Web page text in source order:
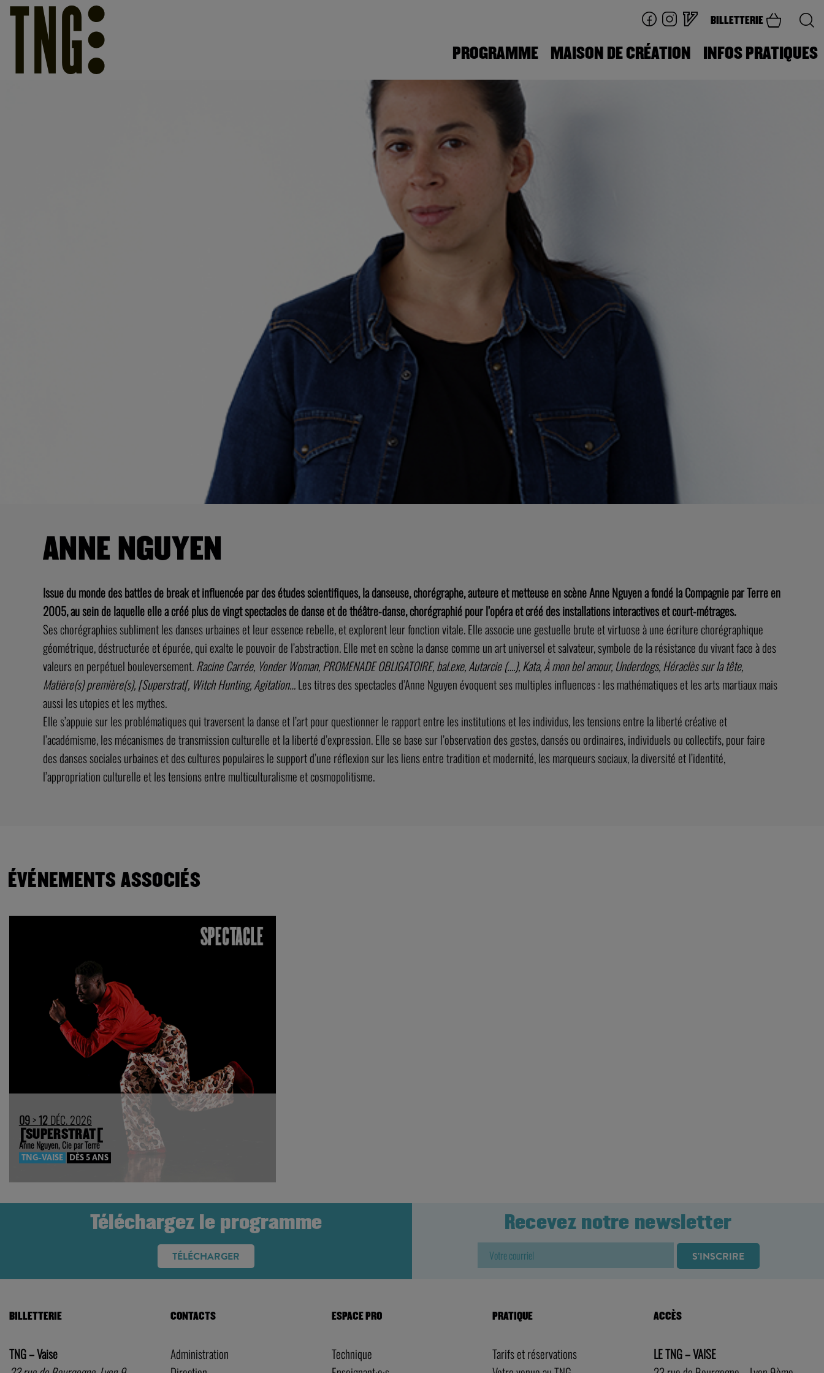
BILLETTERIE
PROGRAMME MAISON DE CRÉATION INFOS PRATIQUES
ANNE NGUYEN
Issue du monde des battles de break et influencée par des études scientifiques, la danseuse, chorégraphe, auteure et metteuse en scène Anne Nguyen a fondé la Compagnie par Terre en
2005, au sein de laquelle elle a créé plus de vingt spectacles de danse et de théâtre-danse, chorégraphié pour l’opéra et créé des installations interactives et court-métrages.
Ses chorégraphies subliment les danses urbaines et leur essence rebelle, et explorent leur fonction vitale. Elle associe une gestuelle brute et virtuose à une écriture chorégraphique
géométrique, déstructurée et épurée, qui exalte le pouvoir de l’abstraction. Elle met en scène la danse comme un art universel et salvateur, symbole de la résistance du vivant face à des
valeurs en perpétuel bouleversement.Racine Carrée, Yonder Woman, PROMENADE OBLIGATOIRE, bal.exe, Autarcie (….), Kata, À mon bel amour, Underdogs, Héraclès sur la tête,
Matière(s) première(s), [Superstrat[, Witch Hunting, Agitation…Les titres des spectacles d’Anne Nguyen évoquent ses multiples influences : les mathématiques et les arts martiaux mais
aussi les utopies et les mythes.
Elle s’appuie sur les problématiques qui traversent la danse et l’art pour questionner le rapport entre les institutions et les individus, les tensions entre la liberté créative et
l’académisme, les mécanismes de transmission culturelle et la liberté d’expression. Elle se base sur l’observation des gestes, dansés ou ordinaires, individuels ou collectifs, pour faire
des danses sociales urbaines et des cultures populaires le support d’une réflexion sur les liens entre tradition et modernité, les marqueurs sociaux, la diversité et l’identité,
l’appropriation culturelle et les tensions entre multiculturalisme et cosmopolitisme.
ÉVÉNEMENTS ASSOCIÉS
09>12DÉC. 2026
[SUPERSTRAT[
Anne Nguyen, Cie par Terre
TNG-VAISE DÈS 5 ANS
Téléchargez le programme
TÉLÉCHARGER
Recevez notre newsletter
BILLETTERIE
TNG – Vaise
CONTACTS
Administration
ESPACE PRO
Technique
PRATIQUE
Tarifs et réservations
ACCÈS
LE TNG – VAISE